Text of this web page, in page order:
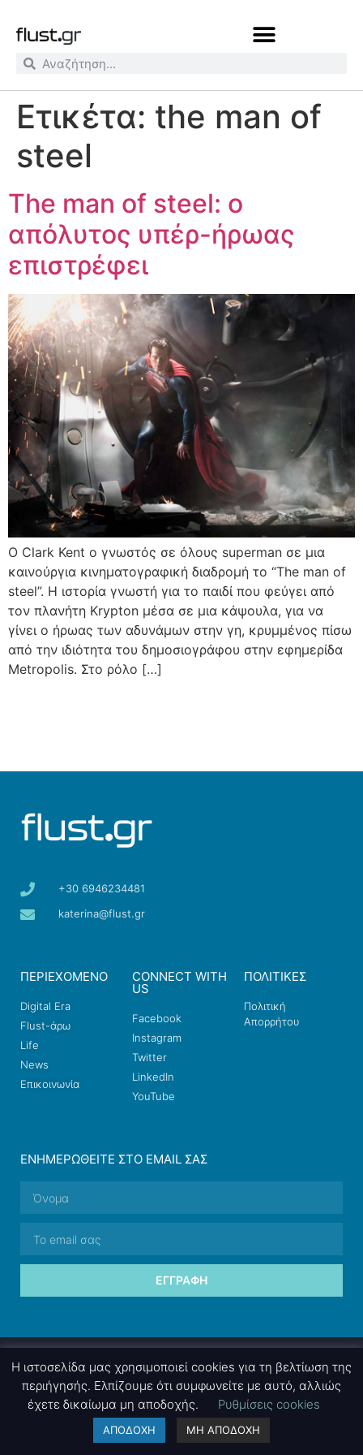
Ετικέτα: the man of
steel
Τhe man of steel: ο
απόλυτος υπέρ-ήρωας
επιστρέφει
Ο Clark Kent ο γνωστός σε όλους superman σε μια
καινούργια κινηματογραφική διαδρομή το “The man of
steel”. Η ιστορία γνωστή για το παιδί που φεύγει από
τον πλανήτη Krypton μέσα σε μια κάψουλα, για να
γίνει ο ήρωας των αδυνάμων στην γη, κρυμμένος πίσω
από την ιδιότητα του δημοσιογράφου στην εφημερίδα
Metropolis. Στο ρόλο […]
+30 6946234481
katerina@flust.gr
ΠΕΡΙΕΧΟΜΕΝΟ
Digital Era
Flust-άρω
Life
News
Επικοινωνία
CONNECT WITH
US
Facebook
Instagram
Twitter
LinkedIn
YouTube
ΠΟΛΙΤΙΚΕΣ
Πολιτική
Απορρήτου
ΕΝΗΜΕΡΩΘΕΊΤΕ ΣΤΟ EMAIL ΣΑΣ
ΕΓΓΡΑΦΉ
nettings, ltd . Powered bymgk
Η ιστοσελίδα μας χρησιμοποιεί cookies για τη βελτίωση της
περιήγησής. Ελπίζουμε ότι συμφωνείτε με αυτό, αλλιώς
έχετε δικαίωμα μη αποδοχής.
Ρυθμίσεις cookies
ΑΠΟΔΟΧΗ ΜΗ ΑΠΟΔΟΧΗ